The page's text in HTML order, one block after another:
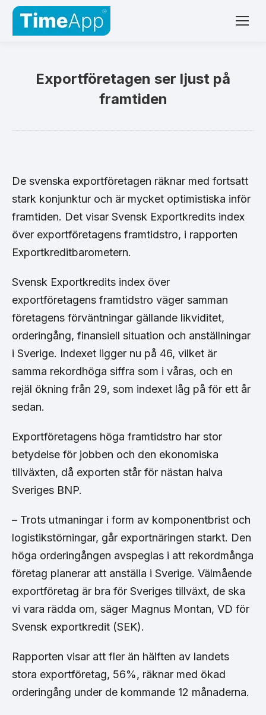
Exportföretagen ser ljust på
framtiden
De svenska exportföretagen räknar med fortsatt
stark konjunktur och är mycket optimistiska inför
framtiden. Det visar Svensk Exportkredits index
över exportföretagens framtidstro, i rapporten
Exportkreditbarometern.
Svensk Exportkredits index över
exportföretagens framtidstro väger samman
företagens förväntningar gällande likviditet,
orderingång, finansiell situation och anställningar
i Sverige. Indexet ligger nu på 46, vilket är
samma rekordhöga siffra som i våras, och en
rejäl ökning från 29, som indexet låg på för ett år
sedan.
Exportföretagens höga framtidstro har stor
betydelse för jobben och den ekonomiska
tillväxten, då exporten står för nästan halva
Sveriges BNP.
– Trots utmaningar i form av komponentbrist och
logistikstörningar, går exportnäringen starkt. Den
höga orderingången avspeglas i att rekordmånga
företag planerar att anställa i Sverige. Välmående
exportföretag är bra för Sveriges tillväxt, de ska
vi vara rädda om, säger Magnus Montan, VD för
Svensk exportkredit (SEK).
Rapporten visar att fler än hälften av landets
stora exportföretag, 56%, räknar med ökad
orderingång under de kommande 12 månaderna.